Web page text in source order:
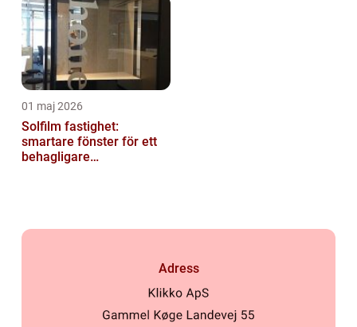
01 maj 2026
Solfilm fastighet:
smartare fönster för ett
behagligare
Adress